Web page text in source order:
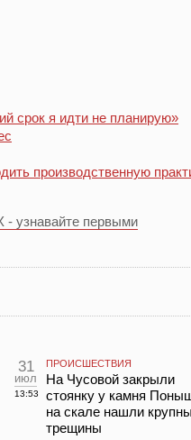
срок я идти не планирую»
производственную
- узнавайте первыми
31
июл
13:53
ПРОИСШЕСТВИЯ
На Чусовой закрыли
стоянку у камня
на скале нашли
трещины